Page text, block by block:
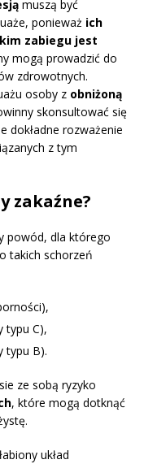
muszą być
ponieważ ich
zabiegu jest
mogą prowadzić do
zdrowotnych.
osoby z obniżoną
skonsultować się
dokładne rozważenie
z tym
zakaźne?
powód, dla którego
takich schorzeń
typu C),
typu B).
ze sobą ryzyko
, które mogą dotknąć
układ